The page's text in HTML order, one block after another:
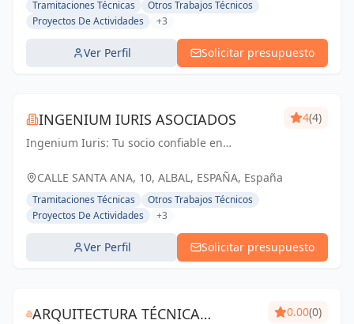
Tramitaciones Técnicas
Otros Trabajos Técnicos
Proyectos De Actividades
+3
Ver Perfil Solicitar presupuesto
INGENIUM IURIS ASOCIADOS
Ingenium Iuris: Tu socio confiable en
Soluciones profesionales para proyectos
4(4)
CALLE SANTA ANA, 10, ALBAL, ESPAÑA, España
Tramitaciones Técnicas
Otros Trabajos Técnicos
Proyectos De Actividades
+3
Ver Perfil Solicitar presupuesto
ARQUITECTURA TÉCNICA
0.00(0)